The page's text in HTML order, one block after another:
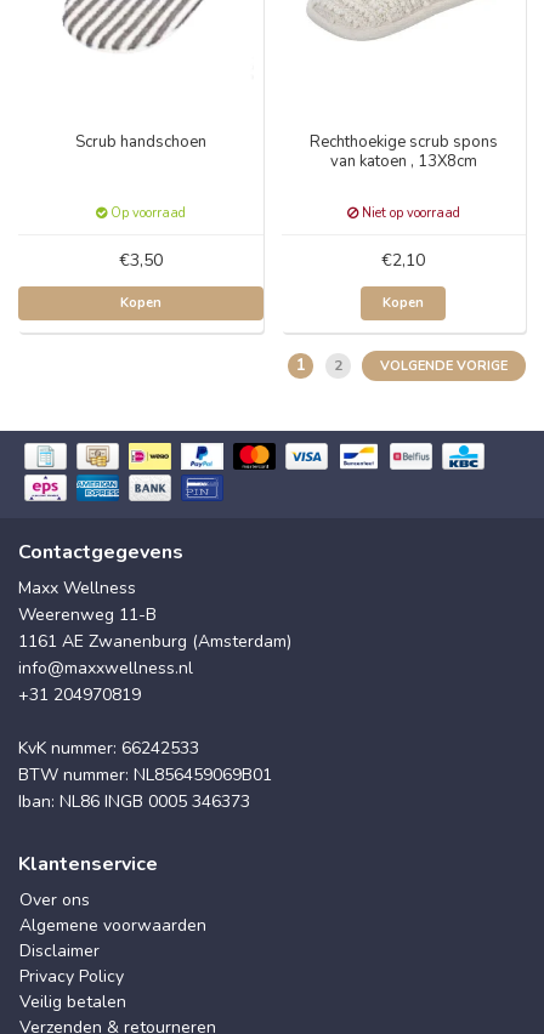
Scrub handschoen
Op voorraad
€3,50
Kopen
Rechthoekige scrub spons
van katoen , 13X8cm
Niet op voorraad
€2,10
Kopen
1 2 VOLGENDE VORIGE
Contactgegevens
Maxx Wellness
Weerenweg 11-B
1161 AE Zwanenburg (Amsterdam)
info@maxxwellness.nl
+31 204970819
KvK nummer: 66242533
BTW nummer: NL856459069B01
Iban: NL86 INGB 0005 346373
Klantenservice
Over ons
Algemene voorwaarden
Disclaimer
Privacy Policy
Veilig betalen
Verzenden & retourneren